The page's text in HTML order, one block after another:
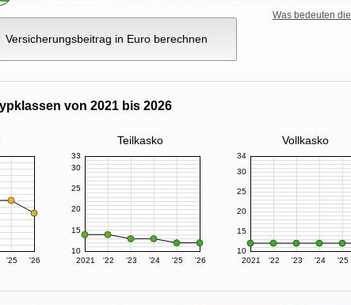
Versicherungsbeitrag in Euro berechnen
Was bedeuten
von 2021 bis 2026
Teilkasko Vollkasko
'25 '26 2021 '22 '23 '24 '25 '26
10
15
20
25
30
33
2021 '22 '23 '24 '25
10
15
20
25
30
34